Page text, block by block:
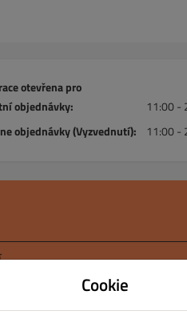
otevřena pro
objednávky:
11:00 -
objednávky (Vyzvednutí):
11:00 -
Cookie